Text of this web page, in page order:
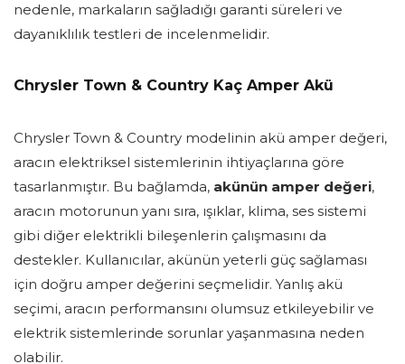
nedenle, markaların sağladığı garanti süreleri ve
dayanıklılık testleri de incelenmelidir.
Chrysler Town & Country Kaç Amper Akü
Chrysler Town & Country modelinin akü amper değeri,
aracın elektriksel sistemlerinin ihtiyaçlarına göre
tasarlanmıştır. Bu bağlamda, akünün amper değeri,
aracın motorunun yanı sıra, ışıklar, klima, ses sistemi
gibi diğer elektrikli bileşenlerin çalışmasını da
destekler. Kullanıcılar, akünün yeterli güç sağlaması
için doğru amper değerini seçmelidir. Yanlış akü
seçimi, aracın performansını olumsuz etkileyebilir ve
elektrik sistemlerinde sorunlar yaşanmasına neden
olabilir.